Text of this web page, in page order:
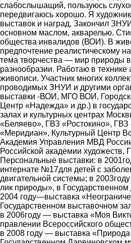
слабослышащий, пользуюсь
передвигаюсь хорошо. Я
выставок и наград, Закончил
основном маслом, акварелью.
общества инвалидов (ВОИ). В
предпочтение реалистическому
тема творчества ― мир природы
разнообразии. Работаю в технике
живописи. Участник многих
проводимых ЗНУИ и другими
выставки -ВОИ, МГО ВОИ,
Центр «Надежда» и др.) в
залах и культурных центрах
«Беляево», ГВЗ «Ростокино»,
«Меридиан», Культурный Центр
Академия Управления МВД
Российской академии
Персональные выставки: в
интернате №17для детей с
двигательной системы; в
лик природы», в
2004 году―выставка
Государственном выставочном
в 2006году ― выставка «Моя
правлении Всероссийского
в 2008 году ― выставка